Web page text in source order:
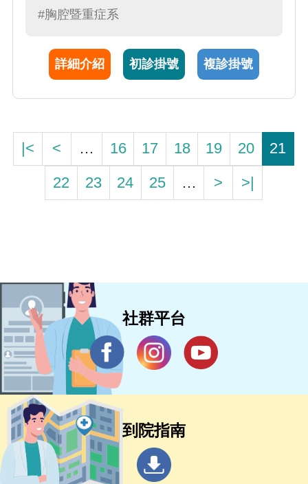
攻胸腔重症領域。結合臨床與研究，我持續精
發展與患者健康貢獻心力。
#胸腔暨重症系
詳細介紹 初診掛號 複診掛號
|< < … 16 17 18 19 20
21
22
23 24 25 … > >|
社群平台
到院指南